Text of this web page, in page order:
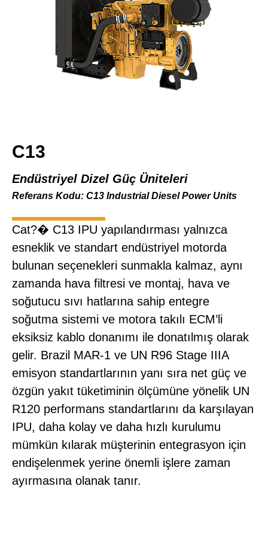
C13
Endüstriyel Dizel Güç Üniteleri
Referans Kodu: C13 Industrial Diesel Power Units
Cat?� C13 IPU yapılandırması yalnızca
esneklik ve standart endüstriyel motorda
bulunan seçenekleri sunmakla kalmaz, aynı
zamanda hava filtresi ve montaj, hava ve
soğutucu sıvı hatlarına sahip entegre
soğutma sistemi ve motora takılı ECM’li
eksiksiz kablo donanımı ile donatılmış olarak
gelir. Brazil MAR-1 ve UN R96 Stage IIIA
emisyon standartlarının yanı sıra net güç ve
özgün yakıt tüketiminin ölçümüne yönelik UN
R120 performans standartlarını da karşılayan
IPU, daha kolay ve daha hızlı kurulumu
mümkün kılarak müşterinin entegrasyon için
endişelenmek yerine önemli işlere zaman
ayırmasına olanak tanır.